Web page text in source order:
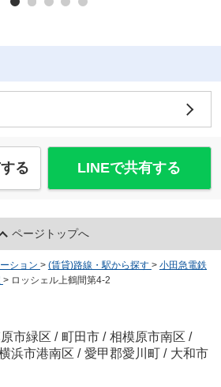
る LINEで共有する
ページトップへ
ション > (賃貸)路線・駅から探す > 小田急電鉄
> ロッシェル上鶴間第4-2
市緑区 / 町田市 / 相模原市南区 /
浜市港南区 / 愛甲郡愛川町 / 大和市